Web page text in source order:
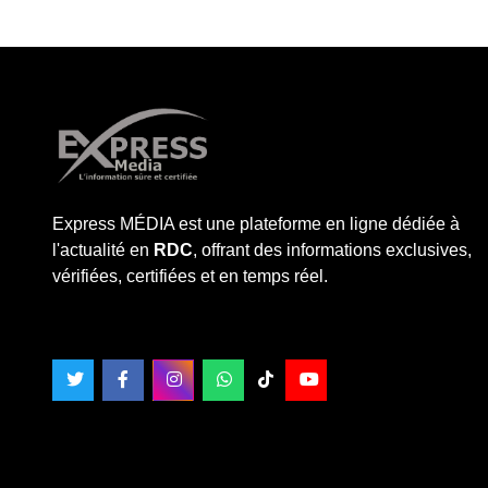
Express MÉDIA est une plateforme en ligne dédiée à
l'actualité en RDC, offrant des informations exclusives,
vérifiées, certifiées et en temps réel.